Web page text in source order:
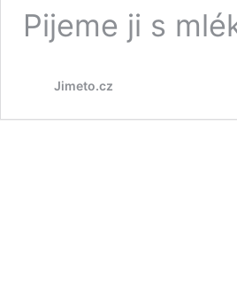
Pijeme ji s
Jimeto.cz